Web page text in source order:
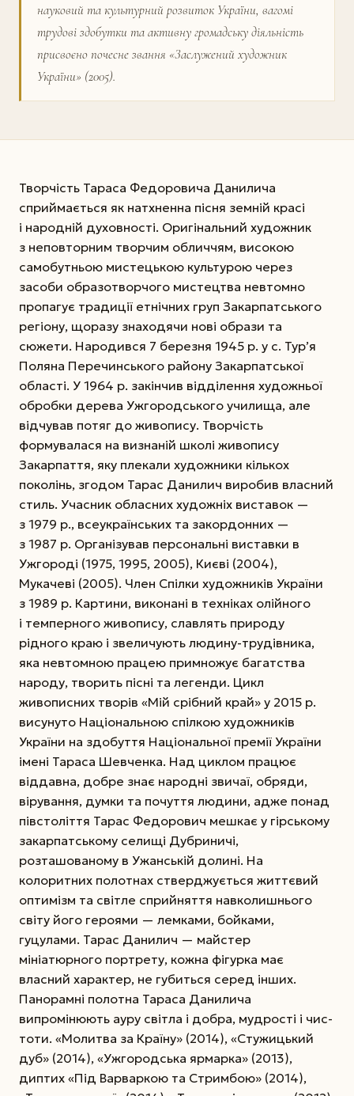
науковий та культурний розвиток України, вагомі
трудові здобутки та активну громадську діяльність
присвоєно почесне звання «Заслужений художник
України» (2005).
Творчість Тараса Федоровича Данилича
сприймається як натхненна пісня земній красі
і народній духовності. Оригінальний художник
з неповторним творчим обличчям, високою
самобутньою мистецькою культурою через
засоби образотворчого мистецтва невтомно
пропагує традиції етнічних груп Закарпатського
регіону, щоразу знаходячи нові образи та
сюжети. Народився 7 березня 1945 р. у с. Тур’я
Поляна Перечинського району Закарпатської
області. У 1964 р. закінчив відділення художньої
обробки дерева Ужгородського училища, але
відчував потяг до живопису. Творчість
формувалася на визнаній школі живопису
Закарпаття, яку плекали художники кількох
поколінь, згодом Тарас Данилич виробив власний
стиль. Учасник обласних художніх виставок —
з 1979 р., всеукраїнських та закордонних —
з 1987 р. Організував персональні виставки в
Ужгороді (1975, 1995, 2005), Києві (2004),
Мукачеві (2005). Член Спілки художників України
з 1989 р. Картини, виконані в техніках олійного
і темперного живопису, славлять природу
рідного краю і звеличують людину-трудівника,
яка невтомною працею примножує багатства
народу, творить пісні та легенди. Цикл
живописних творів «Мій срібний край» у 2015 р.
висунуто Національною спілкою художників
України на здобуття Національної премії України
імені Тараса Шевченка. Над циклом працює
віддавна, добре знає народні звичаї, обряди,
вірування, думки та почуття людини, адже понад
півстоліття Тарас Федорович мешкає у гірському
закарпатському селищі Дубриничі,
розташованому в Ужанській долині. На
колоритних полотнах стверджується життєвий
оптимізм та світле сприйняття навколишнього
світу його героями — лемками, бойками,
гуцулами. Тарас Данилич — майстер
мініатюрного портрету, кожна фігурка має
власний характер, не губиться серед інших.
Панорамні полотна Тараса Данилича
випромінюють ауру світла і добра, мудрості і чис­
тоти. «Молитва за Країну» (2014), «Стужицький
дуб» (2014), «Ужгородська ярмарка» (2013),
диптих «Під Варваркою та Стримбою» (2014),